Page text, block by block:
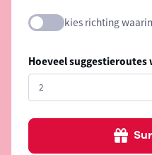
kies richting
Hoeveel suggestieroutes